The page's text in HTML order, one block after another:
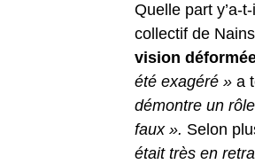
Quelle part y’a-
collectif de
vision
été exagéré » a
démontre un
faux ». Selon
était très en